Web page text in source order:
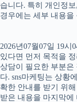
습니다. 특히 개인정
경우에는 세부 내용을
2026년07월07일 19
있다면 먼저 목적을
상담이 필요한 부분은
다. sns마케팅는 상황
확한 안내를 받기 위
받은 내용을 마지막